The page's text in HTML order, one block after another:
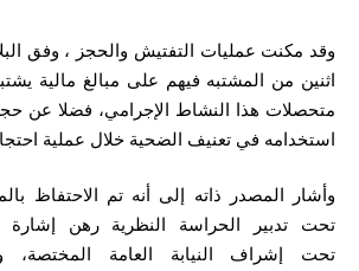
وقد مكنت عمليات التفتيش والحجز ، وفق
اثنين من المشتبه فيهم على مبالغ مالية
متحصلات هذا النشاط الإجرامي، فضلا عن
استخدامه في تعنيف الضحية خلال عملية
وأشار المصدر ذاته إلى أنه تم الاحتفاظ
تحت تدبير الحراسة النظرية رهن
تحت إشراف النيابة العامة